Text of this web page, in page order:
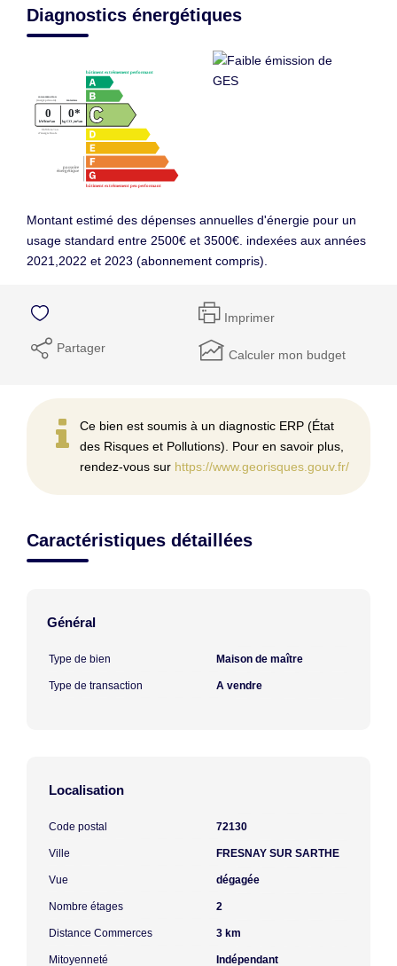
Diagnostics énergétiques
Montant estimé des dépenses annuelles d'énergie pour un
usage standard entre 2500€ et 3500€. indexées aux années
2021,2022 et 2023 (abonnement compris).
Imprimer
Partager Calculer mon budget
Ce bien est soumis à un diagnostic ERP (État
des Risques et Pollutions). Pour en savoir plus,
rendez-vous sur https://www.georisques.gouv.fr/
Caractéristiques détaillées
Général
Type de bien Maison de maître
Type de transaction A vendre
Localisation
Code postal 72130
Ville FRESNAY SUR SARTHE
Vue dégagée
Nombre étages 2
Distance Commerces 3 km
Mitoyenneté Indépendant